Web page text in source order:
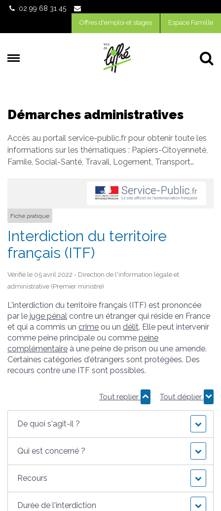
Gestion des traceurs
02 99 68 31 45
Offres d'emploi et stages Espace Famille
Démarches administratives
Accès au portail service-public.fr pour obtenir toute les
informations sur les thématiques : Papiers-Citoyenneté,
Famile, Social-Santé, Travail, Logement, Transport…
Fiche pratique
Interdiction du territoire
français (ITF)
Vérifié le 05 avril 2022 - Direction de l'information légale et
administrative (Premier ministre)
L'interdiction du territoire français (ITF) est prononcée
par le juge pénal contre un étranger qui réside en France
et qui a commis un crime ou un délit. Elle peut intervenir
comme peine principale ou comme peine
complémentaire à une peine de prison ou une amende.
Certaines catégories d'étrangers sont protégées. Des
recours contre une ITF sont possibles.
Tout replier Tout déplier
De quoi s'agit-il ?
Qui est concerné ?
Recours
Durée de l'interdiction